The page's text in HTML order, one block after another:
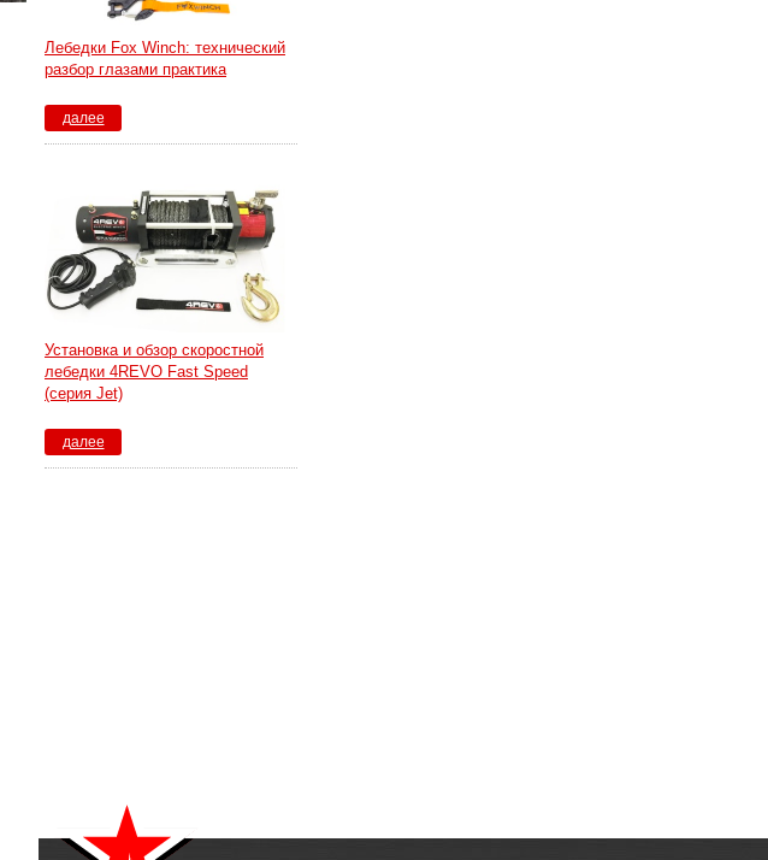
Лебедки Fox Winch: технический
разбор глазами практика
далее
Установка и обзор скоростной
лебедки 4REVO Fast Speed
(серия Jet)
далее